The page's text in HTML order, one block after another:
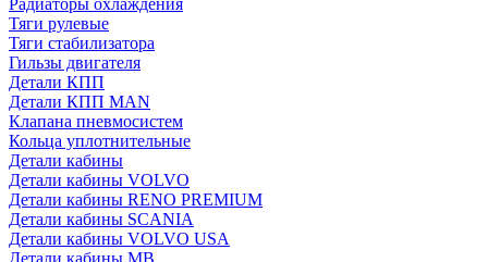
Радиаторы охлаждения
Тяги рулевые
Тяги стабилизатора
Гильзы двигателя
Детали КПП
Детали КПП MAN
Клапана пневмосистем
Кольца уплотнительные
Детали кабины
Детали кабины VOLVO
Детали кабины RENO PREMIUM
Детали кабины SCANIA
Детали кабины VOLVO USA
Детали кабины MB